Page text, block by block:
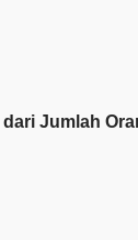
dari Jumlah